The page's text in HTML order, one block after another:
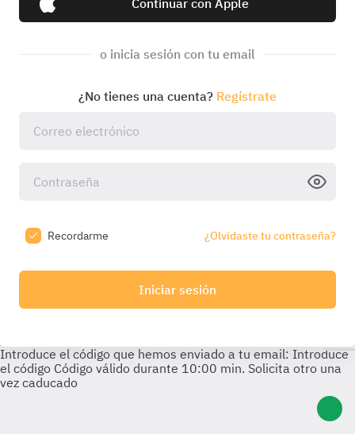
Continuar con Apple
o inicia sesión con tu email
¿No tienes una cuenta? Regístrate
Recordarme ¿Olvidaste tu contraseña?
Iniciar sesión
Introduce el código que hemos enviado a tu email: Introduce
el código Código válido durante 10:00 min. Solicita otro una
vez caducado